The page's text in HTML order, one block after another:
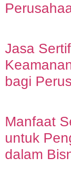
Jasa
bagi
Manfaat
untuk
dalam